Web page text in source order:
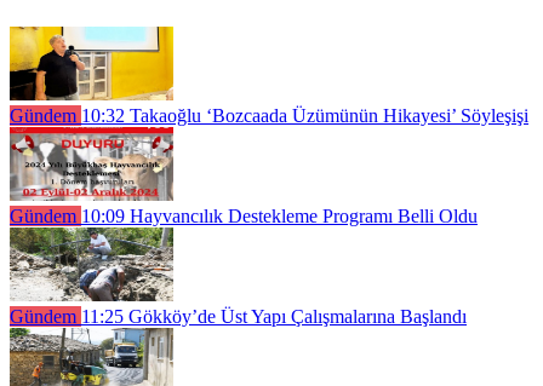
Gündem 10:32 Takaoğlu ‘Bozcaada Üzümünün Hikayesi’ Söyleşişi
Gündem 10:09 Hayvancılık Destekleme Programı Belli Oldu
Gündem 11:25 Gökköy’de Üst Yapı Çalışmalarına Başlandı